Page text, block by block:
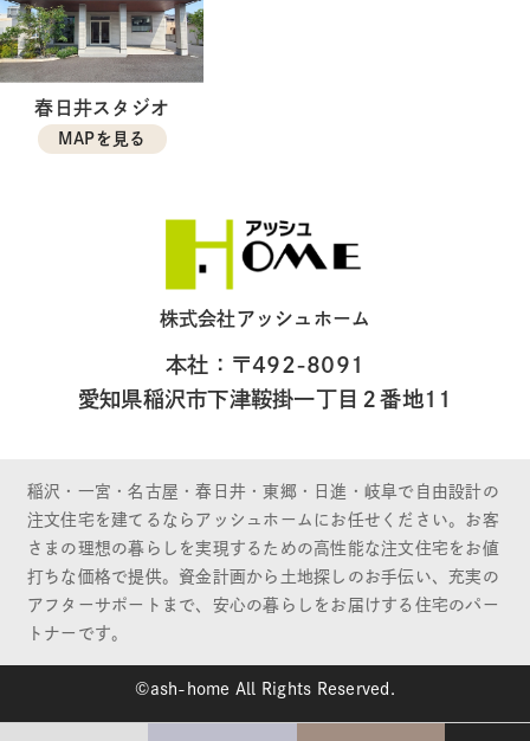
春日井スタジオ
MAPを見る
株式会社アッシュホーム
本社：〒492-8091
愛知県稲沢市下津鞍掛一丁目２番地11
稲沢・一宮・名古屋・春日井・東郷・日進・岐阜で自由設計の
注文住宅を建てるならアッシュホームにお任せください。お客
さまの理想の暮らしを実現するための高性能な注文住宅をお値
打ちな価格で提供。資金計画から土地探しのお手伝い、充実の
アフターサポートまで、安心の暮らしをお届けする住宅のパー
トナーです。
©ash-home All Rights Reserved.